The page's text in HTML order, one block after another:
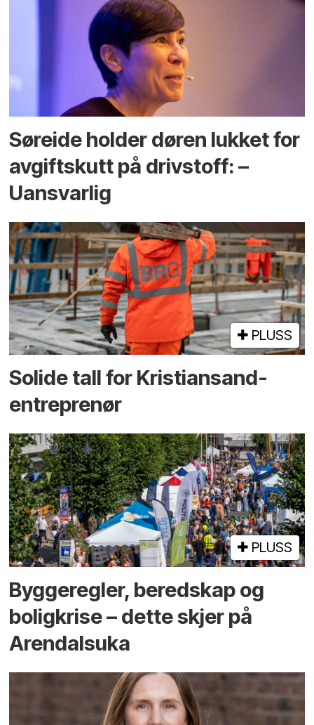
Søreide holder døren lukket for
avgiftskutt på drivstoff: –
Uansvarlig
PLUSS
Solide tall for Kristiansand-
entreprenør
PLUSS
Bygge­regler, beredskap og
bolig­krise – dette skjer på
Arendals­uka